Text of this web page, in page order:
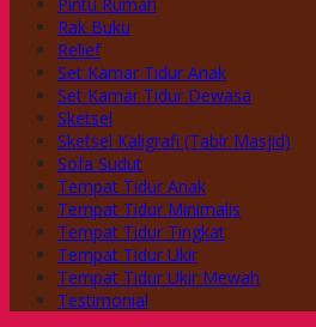
Rak Buku
Relief
Set Kamar Tidur Anak
Set Kamar Tidur Dewasa
Sketsel
Sketsel Kaligrafi (Tabir Masjid)
Sofa Sudut
Tempat Tidur Anak
Tempat Tidur Minimalis
Tempat Tidur Tingkat
Tempat Tidur Ukir
Tempat Tidur Ukir Mewah
Testimonial